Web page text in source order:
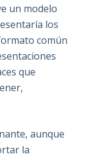
un modelo
los
común
que
aunque
la